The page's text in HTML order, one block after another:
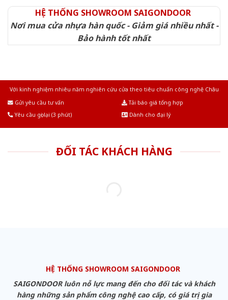
HỆ THỐNG SHOWROOM SAIGONDOOR
Nơi mua cửa nhựa hàn quốc - Giảm giá nhiều nhất -
Bảo hành tốt nhất
Với kinh nghiệm nhiêu năm nghiên cứu cửa theo tiêu chuẩn công nghệ Châu
Gửi yêu cầu tư vấn
Tải báo giá tổng hợp
Yêu cầu gọi lại (3 phút)
Dành cho đại lý
ĐỐI TÁC KHÁCH HÀNG
HỆ THỐNG SHOWROOM SAIGONDOOR
SAIGONDOOR luôn nỗ lực mang đến cho đối tác và khách
hàng những sản phẩm công nghệ cao cấp, có giá trị gia